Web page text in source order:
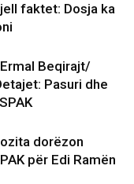
faktet: Dosja ka
Beqirajt/
Pasuri dhe
dorëzon
për Edi Ramën